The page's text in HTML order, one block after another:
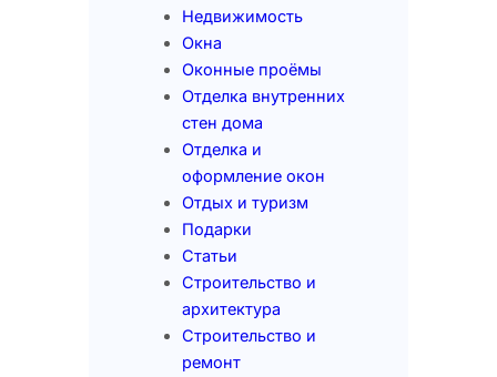
Недвижимость
Окна
Оконные проёмы
Отделка внутренних
стен дома
Отделка и
оформление окон
Отдых и туризм
Подарки
Статьи
Строительство и
архитектура
Строительство и
ремонт